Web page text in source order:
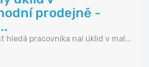
prodejně -
hledá pracovníka naí úklid v mal...